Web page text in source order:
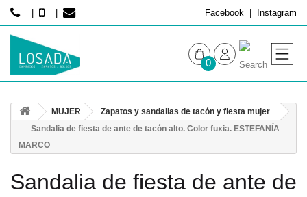
Facebook Instagram
0
HOMBRE
MUJER
Zapatos y sandalias de tacón y fiesta mujer
Sandalia de fiesta de ante de tacón alto. Color fuxia. ESTEFANÍA
MARCO
Sandalia de fiesta de ante de